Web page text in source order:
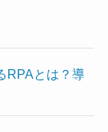
RPAとは？導